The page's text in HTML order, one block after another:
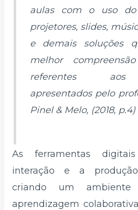
aulas com o uso do
projetores, slides,
e demais soluções
melhor
referentes aos
apresentados pelo
Pinel & Melo, (2018, p.4)
As ferramentas
interação e a
criando um
aprendizagem